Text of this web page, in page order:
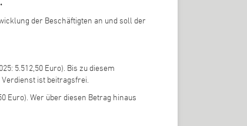
der Beschäftigten an und soll der
5.512,50 Euro). Bis zu diesem
ist beitragsfrei.
Euro). Wer über diesen Betrag hinaus